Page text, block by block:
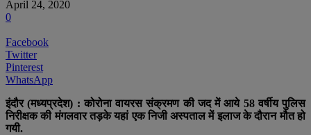
April 24, 2020
0
Facebook
Twitter
Pinterest
WhatsApp
इंदौर (मध्यप्रदेश) : कोरोना वायरस संक्रमण की जद में आये 58 वर्षीय पुलिस
निरीक्षक की मंगलवार तड़के यहां एक निजी अस्पताल में इलाज के दौरान मौत हो
गयी.